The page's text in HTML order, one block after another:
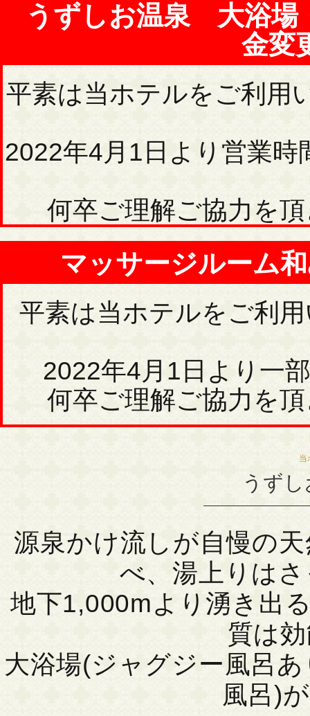
うずしお温泉 大浴場
金変
平素は当ホテルをご利用
2022年4月1日より営業
何卒ご理解ご協力を
マッサージルーム
平素は当ホテルをご利
2022年4月1日より一
何卒ご理解ご協力を
当
うず
源泉かけ流しが自慢の
べ、湯上りは
地下1,000mより湧き出
質は
大浴場(ジャグジー風呂
風呂)